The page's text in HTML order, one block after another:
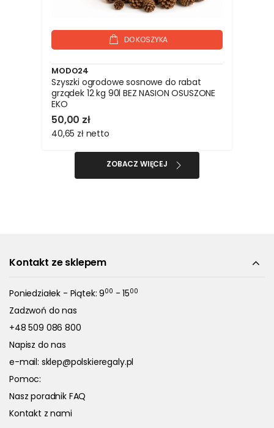
DO KOSZYKA
MODO24
Szyszki ogrodowe sosnowe do rabat
grządek 12 kg 90l BEZ NASION OSUSZONE
EKO
50,00 zł
40,65 zł netto
ZOBACZ WIĘCEJ
Kontakt ze sklepem
Poniedziałek - Piątek: 900 - 1500
Zadzwoń do nas
+48 509 086 800
Napisz do nas
e-mail: sklep@polskieregaly.pl
Pomoc:
Nasz poradnik FAQ
Kontakt z nami